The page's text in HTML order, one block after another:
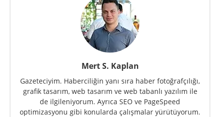
Mert S. Kaplan
Gazeteciyim. Haberciliğin yanı sıra haber fotoğrafçılığı,
grafik tasarım, web tasarım ve web tabanlı yazılım ile
de ilgileniyorum. Ayrıca SEO ve PageSpeed
optimizasyonu gibi konularda çalışmalar yürütüyorum.